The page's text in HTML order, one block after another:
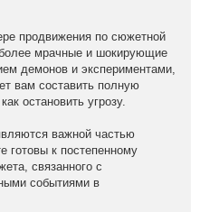
продвижения по сюжетной
мрачные и шокирующие
демонов и экспериментами,
вам составить полную
остановить угрозу.
важной частью
готовы к постепенному
связанного с
событиями в